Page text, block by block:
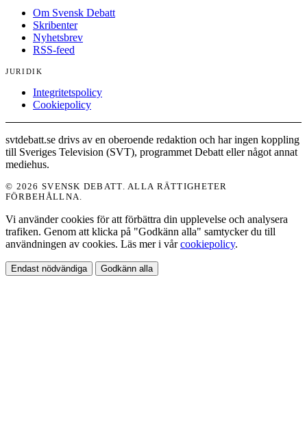
Om Svensk Debatt
Skribenter
Nyhetsbrev
RSS-feed
JURIDIK
Integritetspolicy
Cookiepolicy
svtdebatt.se drivs av en oberoende redaktion och har ingen koppling
till Sveriges Television (SVT), programmet Debatt eller något annat
mediehus.
© 2026 SVENSK DEBATT. ALLA RÄTTIGHETER
FÖRBEHÅLLNA.
Vi använder cookies för att förbättra din upplevelse och analysera
trafiken. Genom att klicka på "Godkänn alla" samtycker du till
användningen av cookies. Läs mer i vårcookiepolicy.
Endast nödvändiga Godkänn alla